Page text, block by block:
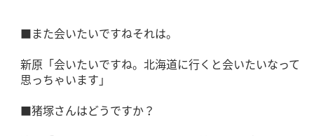
■また会いたいですねそれは。
新原「会いたいですね。北海道に行くと会いたいなって
思っちゃいます」
■猪塚さんはどうですか？